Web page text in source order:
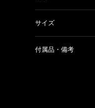
サイズ
付属品・備考